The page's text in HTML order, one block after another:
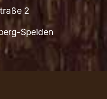
2
Speiden